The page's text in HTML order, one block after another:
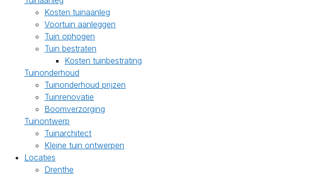
Kosten tuinaanleg
Voortuin aanleggen
Tuin ophogen
Tuin bestraten
Kosten tuinbestrating
Tuinonderhoud
Tuinonderhoud prijzen
Tuinrenovatie
Boomverzorging
Tuinontwerp
Tuinarchitect
Kleine tuin ontwerpen
Locaties
Drenthe